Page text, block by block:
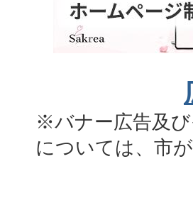
※バナー広告及
については、市